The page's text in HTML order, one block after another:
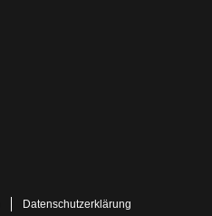
Datenschutzerklärung